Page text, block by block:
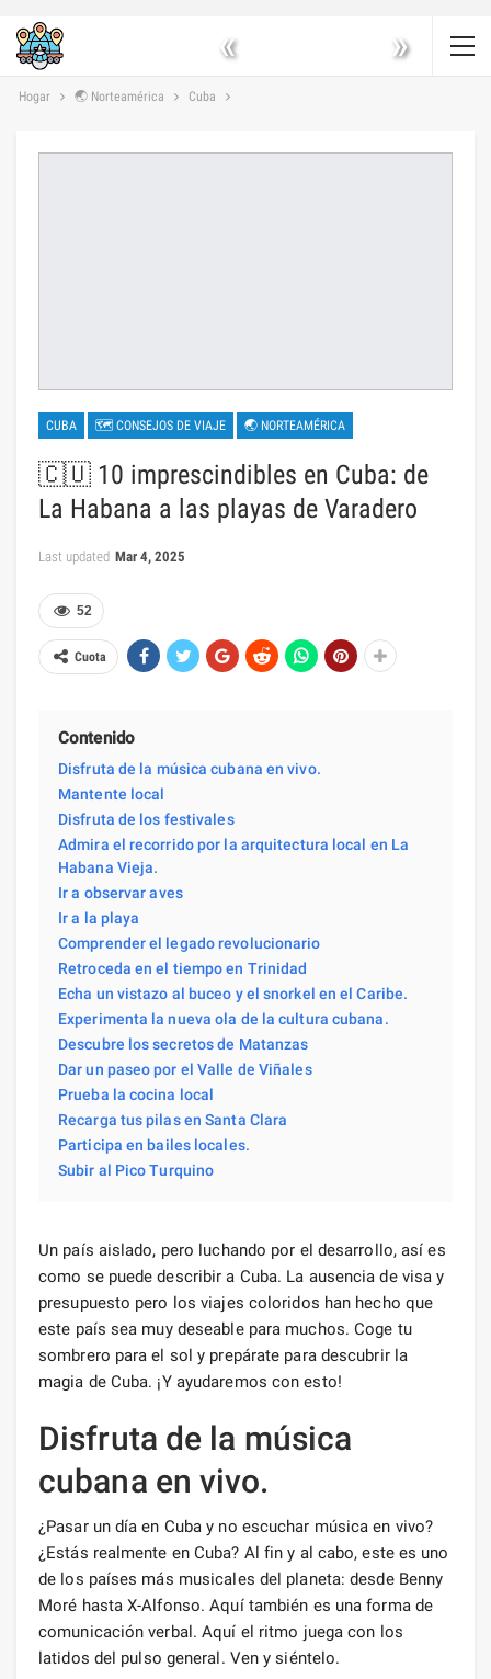
« »
Hogar 🌏 Norteamérica Cuba
CUBA 🗺 CONSEJOS DE VIAJE 🌏 NORTEAMÉRICA
🇨🇺 10 imprescindibles en Cuba: de
La Habana a las playas de Varadero
Last updated Mar 4, 2025
52
Cuota
Contenido
Disfruta de la música cubana en vivo.
Mantente local
Disfruta de los festivales
Admira el recorrido por la arquitectura local en La
Habana Vieja.
Ir a observar aves
Ir a la playa
Comprender el legado revolucionario
Retroceda en el tiempo en Trinidad
Echa un vistazo al buceo y el snorkel en el Caribe.
Experimenta la nueva ola de la cultura cubana.
Descubre los secretos de Matanzas
Dar un paseo por el Valle de Viñales
Prueba la cocina local
Recarga tus pilas en Santa Clara
Participa en bailes locales.
Subir al Pico Turquino
Un país aislado, pero luchando por el desarrollo, así es
como se puede describir a Cuba. La ausencia de visa y
presupuesto pero los viajes coloridos han hecho que
este país sea muy deseable para muchos. Coge tu
sombrero para el sol y prepárate para descubrir la
magia de Cuba. ¡Y ayudaremos con esto!
Disfruta de la música
cubana en vivo.
¿Pasar un día en Cuba y no escuchar música en vivo?
¿Estás realmente en Cuba? Al fin y al cabo, este es uno
de los países más musicales del planeta: desde Benny
Moré hasta X-Alfonso. Aquí también es una forma de
comunicación verbal. Aquí el ritmo juega con los
latidos del pulso general. Ven y siéntelo.